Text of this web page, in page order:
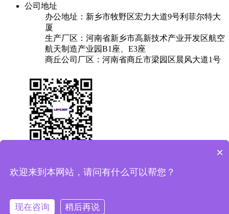
公司地址
办公地址：新乡市牧野区宏力大道9号利菲尔特大
厦
生产厂区：河南省新乡市高新技术产业开发区航空
航天制造产业园B1座、E3座
商丘公司厂区：河南省商丘市梁园区晨风大道1号
Copyright © 2025 利菲尔特（商标：菲瑞达） 版权所有
号：豫ICP备11005909号-11
×
欢迎来到本网站，请问有什么可以帮您？
现在咨询 稍后再说